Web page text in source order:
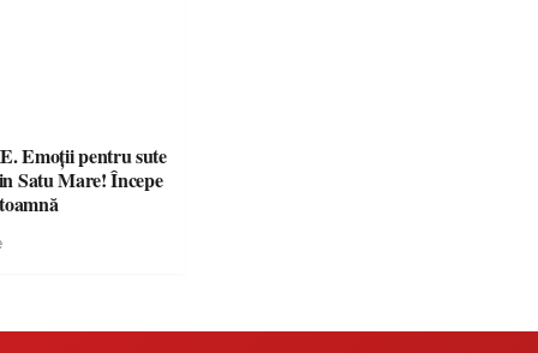
Emoții pentru sute
Satu Mare! Începe